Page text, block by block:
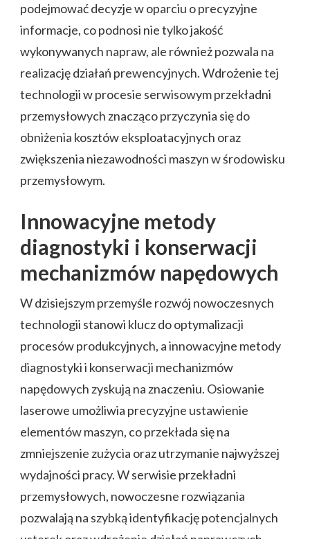
podejmować decyzje w oparciu o precyzyjne
informacje, co podnosi nie tylko jakość
wykonywanych napraw, ale również pozwala na
realizację działań prewencyjnych. Wdrożenie tej
technologii w procesie serwisowym przekładni
przemysłowych znacząco przyczynia się do
obniżenia kosztów eksploatacyjnych oraz
zwiększenia niezawodności maszyn w środowisku
przemysłowym.
Innowacyjne metody
diagnostyki i konserwacji
mechanizmów napędowych
W dzisiejszym przemyśle rozwój nowoczesnych
technologii stanowi klucz do optymalizacji
procesów produkcyjnych, a innowacyjne metody
diagnostyki i konserwacji mechanizmów
napędowych zyskują na znaczeniu. Osiowanie
laserowe umożliwia precyzyjne ustawienie
elementów maszyn, co przekłada się na
zmniejszenie zużycia oraz utrzymanie najwyższej
wydajności pracy. W serwisie przekładni
przemysłowych, nowoczesne rozwiązania
pozwalają na szybką identyfikację potencjalnych